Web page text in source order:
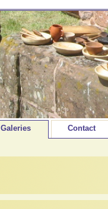
Galeries Contact